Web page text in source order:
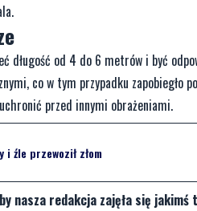
od 4 do 6 metrów i być
co w tym przypadku zapobiegło
przed innymi obrażeniami.
i źle przewoził złom
nasza redakcja zajęła się jakimś